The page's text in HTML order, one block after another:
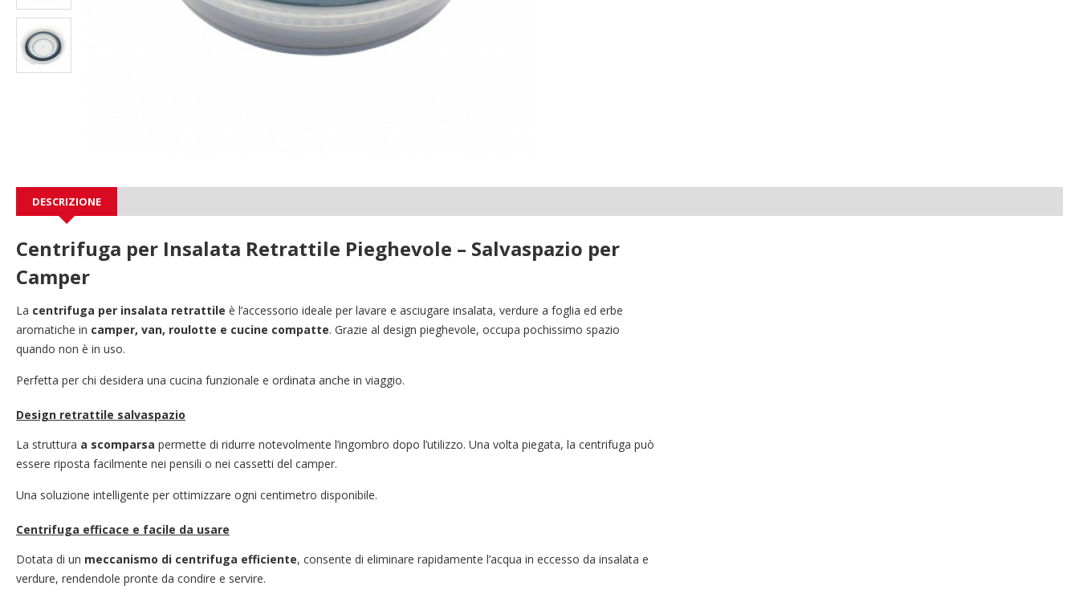
DESCRIZIONE
Centrifuga per Insalata Retrattile Pieghevole – Salvaspazio per
Camper
La centrifuga per insalata retrattile è l’accessorio ideale per lavare e asciugare insalata, verdure a foglia ed erbe
aromatiche in camper, van, roulotte e cucine compatte. Grazie al design pieghevole, occupa pochissimo spazio
quando non è in uso.
Perfetta per chi desidera una cucina funzionale e ordinata anche in viaggio.
Design retrattile salvaspazio
La struttura a scomparsa permette di ridurre notevolmente l’ingombro dopo l’utilizzo. Una volta piegata, la centrifuga può
essere riposta facilmente nei pensili o nei cassetti del camper.
Una soluzione intelligente per ottimizzare ogni centimetro disponibile.
Centrifuga efficace e facile da usare
Dotata di un meccanismo di centrifuga efficiente, consente di eliminare rapidamente l’acqua in eccesso da insalata e
verdure, rendendole pronte da condire e servire.